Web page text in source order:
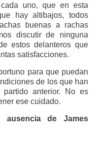
uno, que en esta
hay altibajos, todos
buenas a rachas
discutir de ninguna
estos delanteros que
satisfacciones.
para que puedan
de los que han
anterior. No es
ese cuidado.
de James